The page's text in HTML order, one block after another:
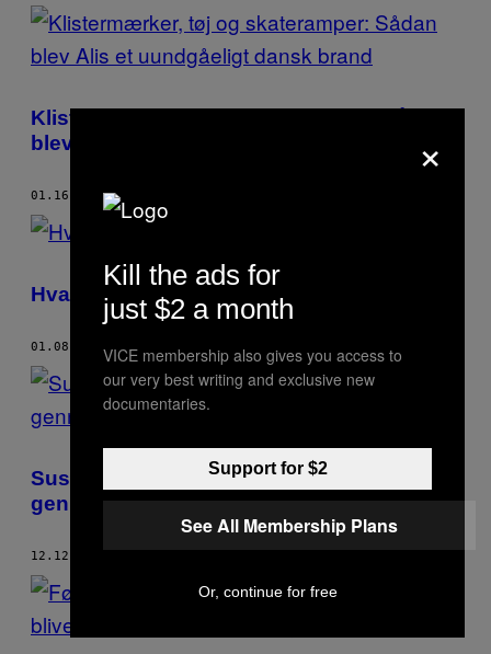
Klistermærker, tøj og skateramper: Sådan
blev Alis et uundgåeligt dansk brand
01.16.19 AFALFRED MADDOX
Hvad er der galt med Lillebittebock?
01.08.19 AFALFRED MADDOX
Suspekt, Avicii og Kim Larsen: 2018 set
gennem folk, Guf har svinet til på Twitter
12.12.18
×
Kill the ads for
just $2 a month
VICE membership also gives you access to
our very best writing and exclusive new
documentaries.
Support for $2
See All Membership Plans
Or, continue for free